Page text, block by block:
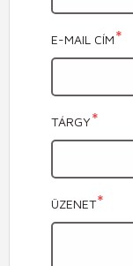
E-MAIL CÍM
TÁRGY
ÜZENET